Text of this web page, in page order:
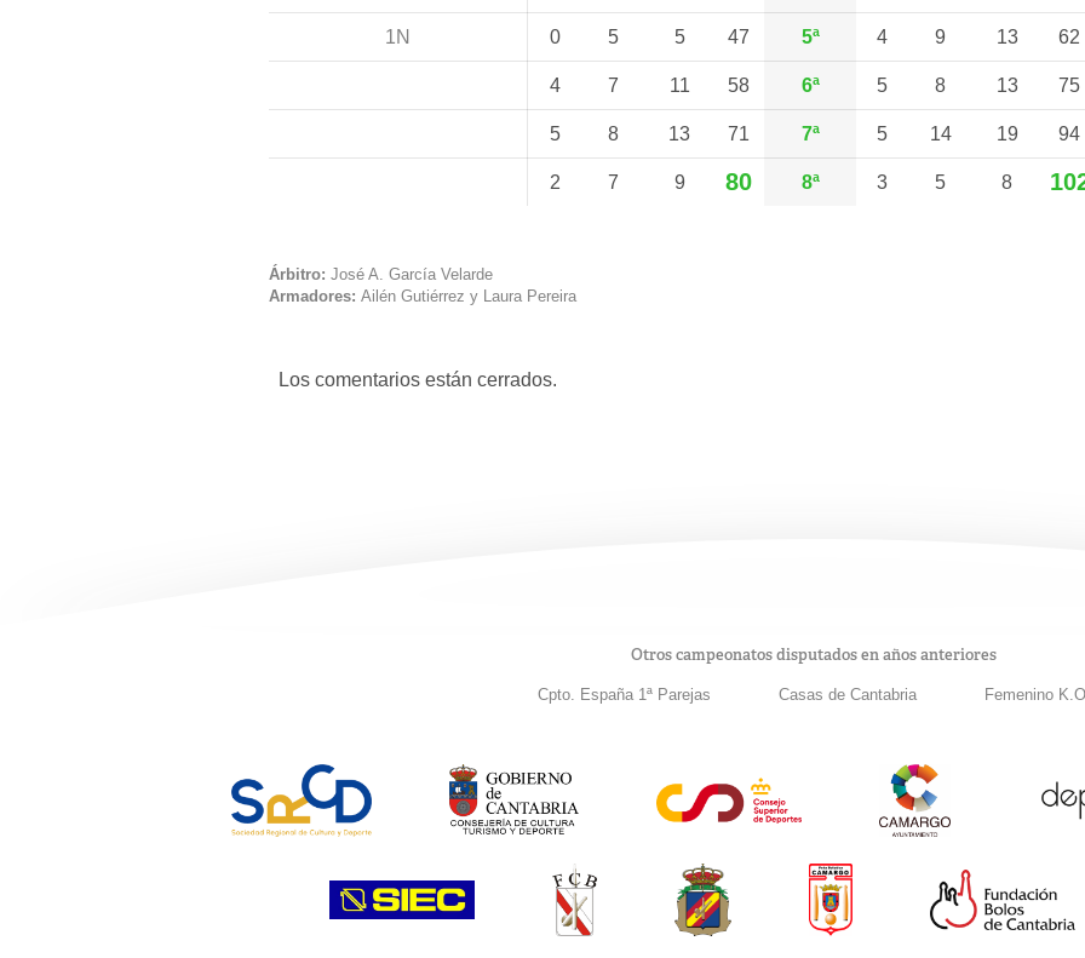
1N 0 5 5 47 5ª 4 9 13 62
4 7 11 58 6ª 5 8 13 75
5 8 13 71 7ª 5 14 19 94
2 7 9 80 8ª 3 5 8
Árbitro: José A. García Velarde
Armadores: Ailén Gutiérrez y Laura Pereira
Los comentarios están cerrados.
Otros campeonatos disputados en años anteriores
Cpto. España 1ª Parejas Casas de Cantabria Femenino